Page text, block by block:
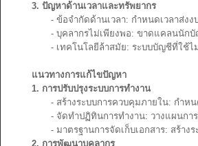
3. ปัญหาด้านเวลาและทรัพยากร
- ข้อจำกัดด้านเวลา: กำหนดเวลาส่งงบ
- บุคลากรไม่เพียงพอ: ขาดแคลนนักบัญ
- เทคโนโลยีล้าสมัย: ระบบบัญชีที่ใช้ไ
แนวทางการแก้ไขปัญหา
1. การปรับปรุงระบบการทำงาน
- สร้างระบบการควบคุมภายใน: กำหนด
- จัดทำปฏิทินการทำงาน: วางแผนการ
- มาตรฐานการจัดเก็บเอกสาร: สร้างระ
2. การพัฒนาบุคลากร